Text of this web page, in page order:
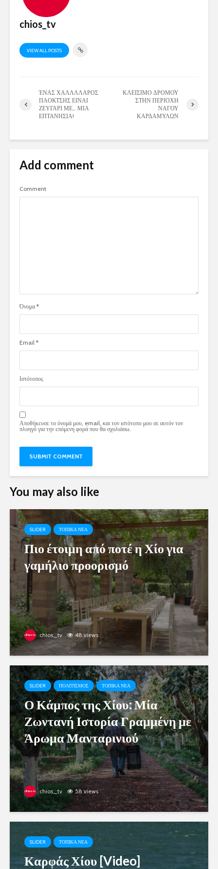
chios_tv
VIEW ALL POSTS
ΈΝΑΣ ΧΑΛΛΛΛΑΡΟΣ
ΠΑΟΚΤΣΗΣ ΕΙΝΑΙ
ΖΕΥΓΑΡΙ ΜΕ… ΜΙΑ
ΕΠΤΑΝΗΣΙΑ!
ΚΛΕΙΣΙΜΟ ΔΡΟΜΟΥ
ΣΤΗΝ ΠΕΡΙΟΧΗ
ΝΑΓΟΥ
ΚΑΡΔΑΜΥΛΩΝ
Add comment
Comment
Όνομα *
Email *
Ιστότοπος
Αποθήκευσε το όνομά μου, email, και τον ιστότοπο μου σε αυτόν τον
πλοηγό για την επόμενη φορά που θα σχολιάσω.
You may also like
SLIDER ΤΟΠΙΚΑ ΝΕΑ
Πιο έτοιμη από ποτέ η Χίο για
γαμήλιο προορισμό
chios_tv 48 views
SLIDER ΠΟΛΙΤΙΣΜΟΣ ΤΟΠΙΚΑ ΝΕΑ
Ο Κάμπος της Χίου: Μία
Ζωντανή Ιστορία Γραμμένη με
Άρωμα Μανταρινιού
chios_tv 58 views
SLIDER ΤΟΠΙΚΑ ΝΕΑ
Καρφάς Χίου [Video]